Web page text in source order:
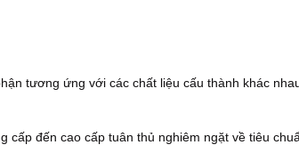
tương ứng với các chất liệu cấu thành khác
cấp đến cao cấp tuân thủ nghiêm ngặt về tiêu